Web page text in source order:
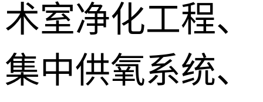
术室净化工程、
集中供氧系统、